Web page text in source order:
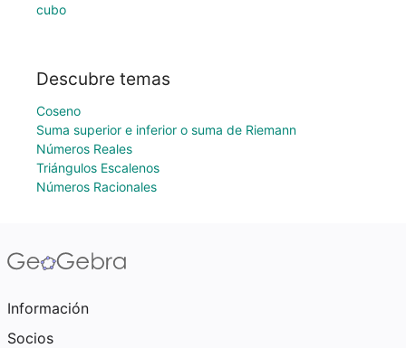
cubo
Descubre temas
Coseno
Suma superior e inferior o suma de Riemann
Números Reales
Triángulos Escalenos
Números Racionales
Información
Socios